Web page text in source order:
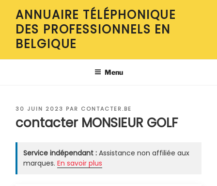
contenu
principal
ANNUAIRE TÉLÉPHONIQUE
DES PROFESSIONNELS EN
BELGIQUE
Menu
PUBLIÉ
30 JUIN 2023 PAR CONTACTER.BE
contacter MONSIEUR GOLF
Service indépendant : Assistance non affiliée aux
marques. En savoir plus